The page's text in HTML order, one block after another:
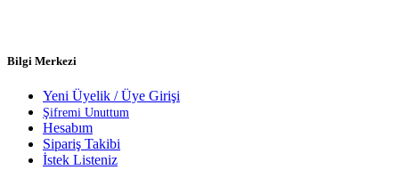
Bilgi Merkezi
Yeni Üyelik / Üye Girişi
Şifremi Unuttum
Hesabım
Sipariş Takibi
İstek Listeniz